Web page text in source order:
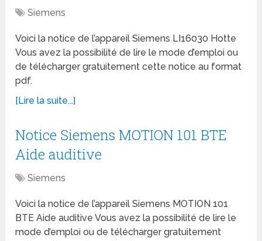
Siemens
Voici la notice de l’appareil Siemens LI16030 Hotte
Vous avez la possibilité de lire le mode d’emploi ou
de télécharger gratuitement cette notice au format
pdf.
[Lire la suite...]
Notice Siemens MOTION 101 BTE
Aide auditive
Siemens
Voici la notice de l’appareil Siemens MOTION 101
BTE Aide auditive Vous avez la possibilité de lire le
mode d’emploi ou de télécharger gratuitement